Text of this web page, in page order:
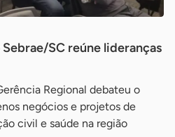
SC reúne lideranças
Regional debateu o
negócios e projetos de
civil e saúde na região